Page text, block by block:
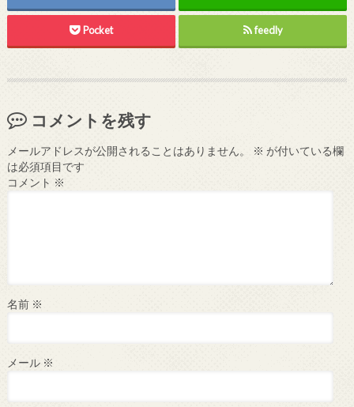
Pocket feedly
コメントを残す
メールアドレスが公開されることはありません。 ※ が付いている欄
は必須項目です
コメント ※
名前 ※
メール ※